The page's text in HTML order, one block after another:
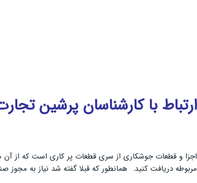
ارتباط با کارشناسان پرشین
اجزا و قطعات جوشکاری از سری قطعات پر کاری است که از آن
مربوطه دریافت کنید. همانطور که قبلا گفته شد نیاز به مجوز